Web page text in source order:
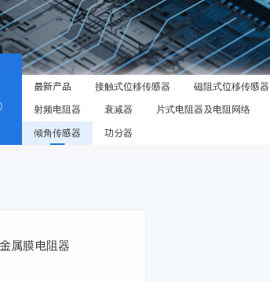
最新产品 接触式位移传感器 磁阻式位移传感器
射频电阻器
衰减器 片式电阻器及电阻网络
倾角传感器
功分器
属膜电阻器